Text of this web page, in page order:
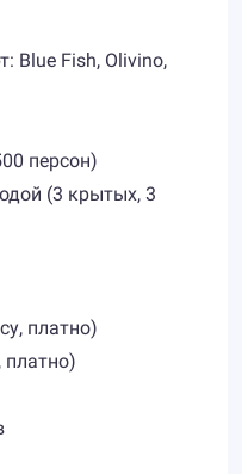
Blue Fish, Olivino,
персон)
(3 крытых, 3
платно)
платно)